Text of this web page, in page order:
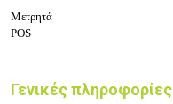
Μετρητά
POS
Γενικές πληροφορίες